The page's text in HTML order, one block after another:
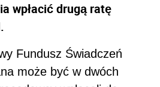
wpłacić drugą ratę
Fundusz Świadczeń
może być w dwóch